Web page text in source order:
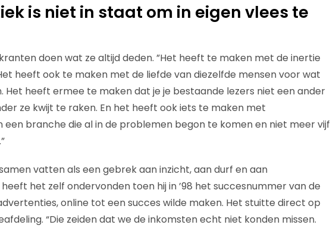
is niet in staat om in eigen vlees te
doen wat ze altijd deden. ”Het heeft te maken met de inertie
heeft ook te maken met de liefde van diezelfde mensen voor wat
Het heeft ermee te maken dat je je bestaande lezers niet een ander
ze kwijt te raken. En het heeft ook iets te maken met
branche die al in de problemen begon te komen en niet meer vijf
vatten als een gebrek aan inzicht, aan durf en aan
het zelf ondervonden toen hij in ’98 het succesnummer van de
online tot een succes wilde maken. Het stuitte direct op
“Die zeiden dat we de inkomsten echt niet konden missen.